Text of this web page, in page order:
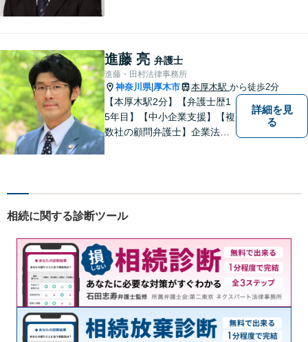
進藤 亮 弁護士
進藤・田村法律事務所
神奈川県| 厚木市 本厚木駅 から徒歩2分
【本厚木駅2分】【弁護士歴1
5年目】【中小企業支援】【複
数社の顧問弁護士】企業法
般民事…交通事故｜労働｜不
詳細を見
る
相続に関する診断ツール